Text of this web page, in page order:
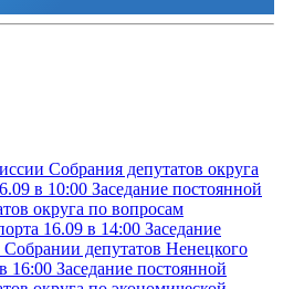
Собрания депутатов округа
в 10:00 Заседание постоянной
округа по вопросам
16.09 в 14:00 Заседание
депутатов Ненецкого
16:00 Заседание постоянной